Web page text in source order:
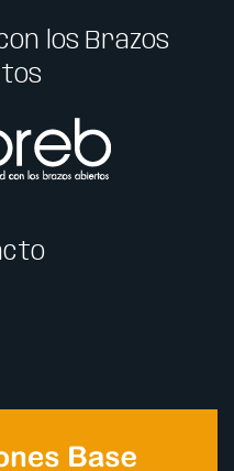
los Brazos